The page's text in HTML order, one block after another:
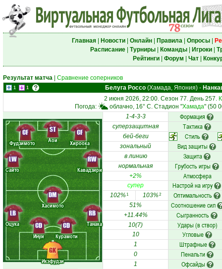
Главная| Новости| Онлайн| Правила| Опросы|
Расписание| Турниры| Команды| Игроки|
Рейтинги| Форум Чат|
Результат матча Сравнение соперников
1 1 Белуга Россо (Хамада, Япония) -
2 июня 2026, 22:00. Сезон 77. День 257.
Погода:
облачно, 16° C. Стадион "Хамада" (50
Икэфудзи
Оцука
Инуи
Курамоти
Танака
Сайто
Хасимото
Кавадзири
Аои
Фудзимото Хироока
GK
LB
CD
CD
RB
LW
DM
RW
ST
CF CF
1-4-3-3 Формация
суперзащитная Тактика
бей-беги Стиль
зональный Вид защиты
в линию Защита
нормальная Грубость игры
+2% Атмосфера
супер Настрой на игру
102%1 103%2 Оптимальность
51% Соотношение сил
+11.44% Сыгранность
10(7) Удары (в створ)
10 Угловые
1 Штрафные
0 Пенальти
1 Офсайды